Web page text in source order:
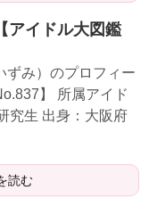
アイドル大図鑑
ずみ）のプロフィー
】 所属アイド
究生 出身：大阪府
読む